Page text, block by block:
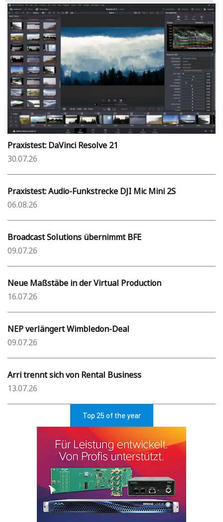
Praxistest: DaVinci Resolve 21
30.07.26
Praxistest: Audio-Funkstrecke DJI Mic Mini 2S
06.08.26
Broadcast Solutions übernimmt BFE
09.07.26
Neue Maßstäbe in der Virtual Production
16.07.26
NEP verlängert Wimbledon-Deal
09.07.26
Arri trennt sich von Rental Business
13.07.26
Top 25 of the year